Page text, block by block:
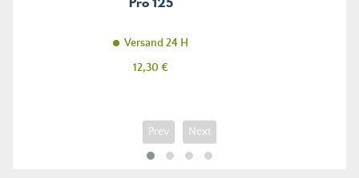
Versand 24 H
Preis
12,30 €
Prev Next